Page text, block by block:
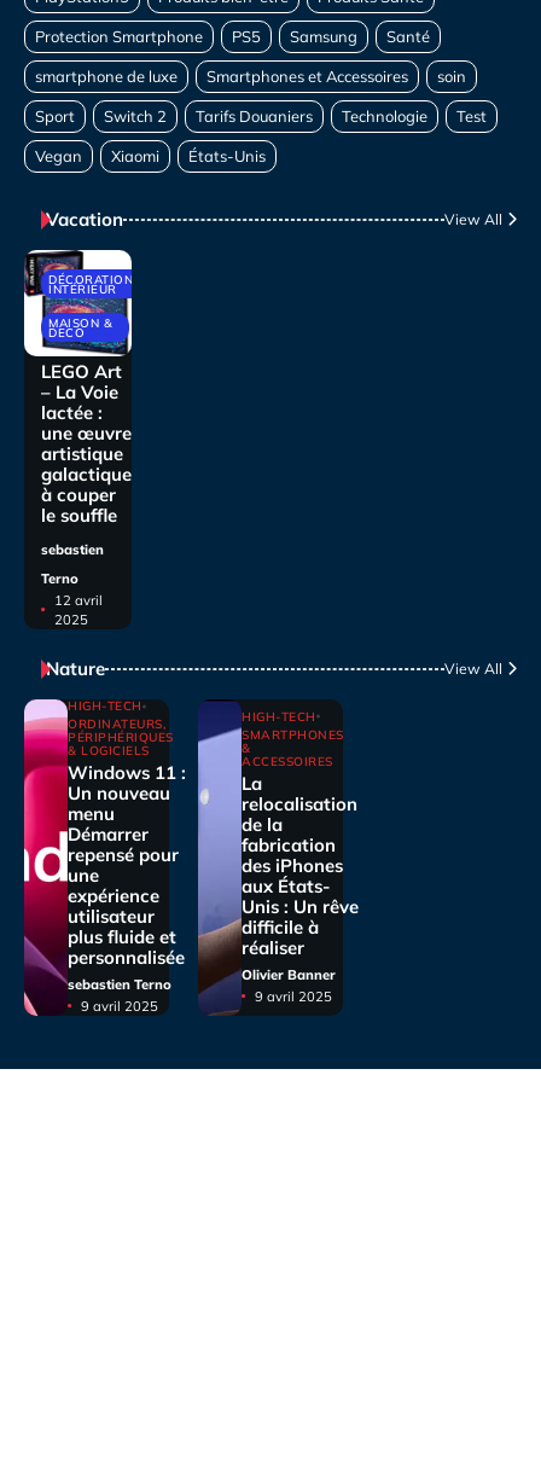
Vacation View All
DÉCORATIONS
INTÉRIEUR
MAISON &
DECO
LEGO Art
– La Voie
lactée :
une œuvre
artistique
galactique
à couper
le souffle
sebastien
Terno
12 avril
2025
Nature View All
HIGH-TECH
ORDINATEURS,
PÉRIPHÉRIQUES
& LOGICIELS
Windows 11 :
Un nouveau
menu
Démarrer
repensé pour
une
expérience
utilisateur
plus fluide et
personnalisée
sebastien Terno
9 avril 2025
HIGH-TECH
SMARTPHONES
&
ACCESSOIRES
La
relocalisation
de la
fabrication
des iPhones
aux États-
Unis : Un rêve
difficile à
réaliser
Olivier Banner
9 avril 2025